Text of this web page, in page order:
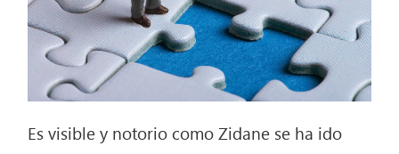
Es visible y notorio como Zidane se ha ido